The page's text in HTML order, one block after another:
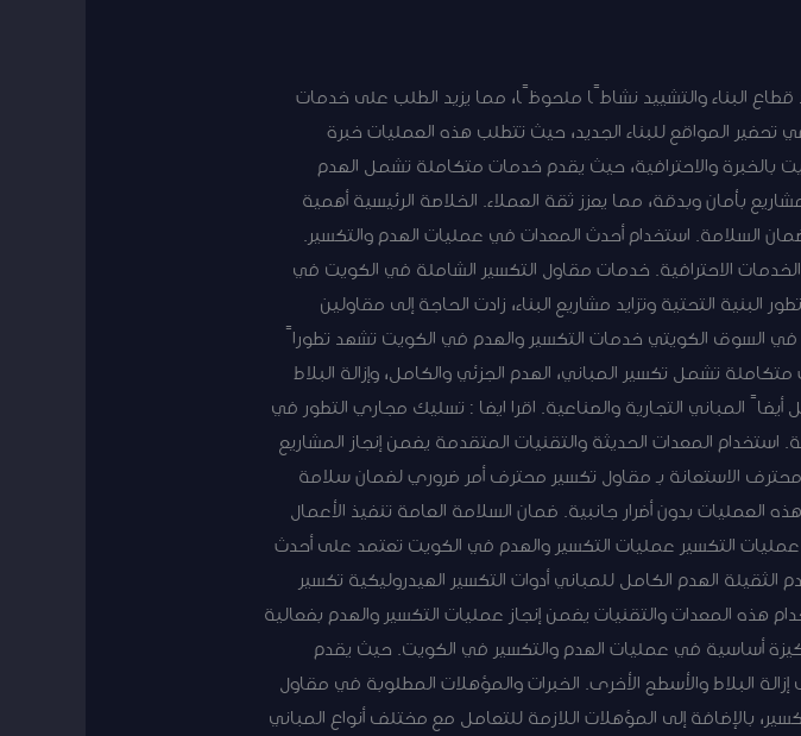
البناء والتشييد نشاطًا ملحوظًا، مما يزيد الطلب على خدمات
المواقع للبناء الجديد، حيث تتطلب هذه العمليات خبرة
بالخبرة والاحترافية، حيث يقدم خدمات متكاملة تشمل الهدم
بأمان وبدقة، مما يعزز ثقة العملاء. الخلاصة الرئيسية أهمية
السلامة. استخدام أحدث المعدات في عمليات الهدم والتكسير.
الاحترافية. خدمات مقاول التكسير الشاملة في الكويت في
التحتية وتزايد مشاريع البناء، زادت الحاجة إلى مقاولين
السوق الكويتي خدمات التكسير والهدم في الكويت تشهد تطوراً
تشمل تكسير المباني، الهدم الجزئي والكامل، وإزالة البلاط
المباني التجارية والصناعية. اقرا ايضا : تسليك مجاري التطور في
المعدات الحديثة والتقنيات المتقدمة يضمن إنجاز المشاريع
الاستعانة بـ مقاول تكسير محترف أمر ضروري لضمان سلامة
العمليات بدون أضرار جانبية. ضمان السلامة العامة تنفيذ الأعمال
التكسير عمليات التكسير والهدم في الكويت تعتمد على أحدث
الهدم الكامل للمباني أدوات التكسير الهيدروليكية تكسير
هذه المعدات والتقنيات يضمن إنجاز عمليات التكسير والهدم بفعالية
أساسية في عمليات الهدم والتكسير في الكويت. حيث يقدم
البلاط والأسطح الأخرى. الخبرات والمؤهلات المطلوبة في مقاول
بالإضافة إلى المؤهلات اللازمة للتعامل مع مختلف أنواع المباني